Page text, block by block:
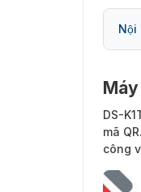
Nội
DS-
mã
công